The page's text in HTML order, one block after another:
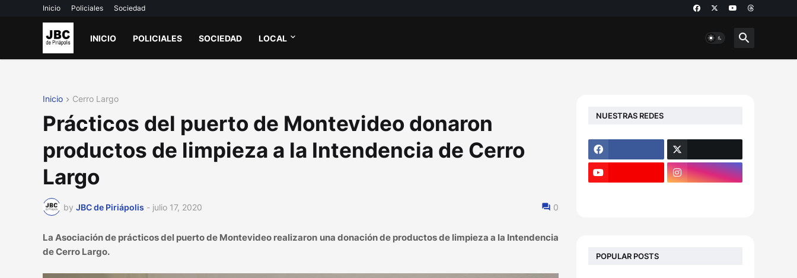
Inicio Policiales Sociedad
INICIO POLICIALES SOCIEDAD LOCAL
Inicio Cerro Largo
Prácticos del puerto de Montevideo donaron
productos de limpieza a la Intendencia de Cerro
Largo
by JBC de Piriápolis - julio 17, 2020 0
La Asociación de prácticos del puerto de Montevideo realizaron una donación de productos de limpieza a la Intendencia
de Cerro Largo.
NUESTRAS REDES
POPULAR POSTS